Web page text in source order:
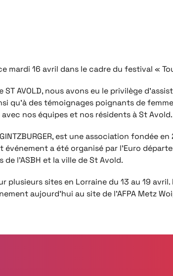
mardi 16 avril dans le cadre du festival «
AVOLD, nous avons eu le privilège
qu’à des témoignages poignants de
nos équipes et nos résidents à St Avold.
est une association fondée
événement a été organisé par l’Euro
l’ASBH et la ville de St Avold.
plusieurs sites en Lorraine du 13 au 19
aujourd’hui au site de l’AFPA Metz